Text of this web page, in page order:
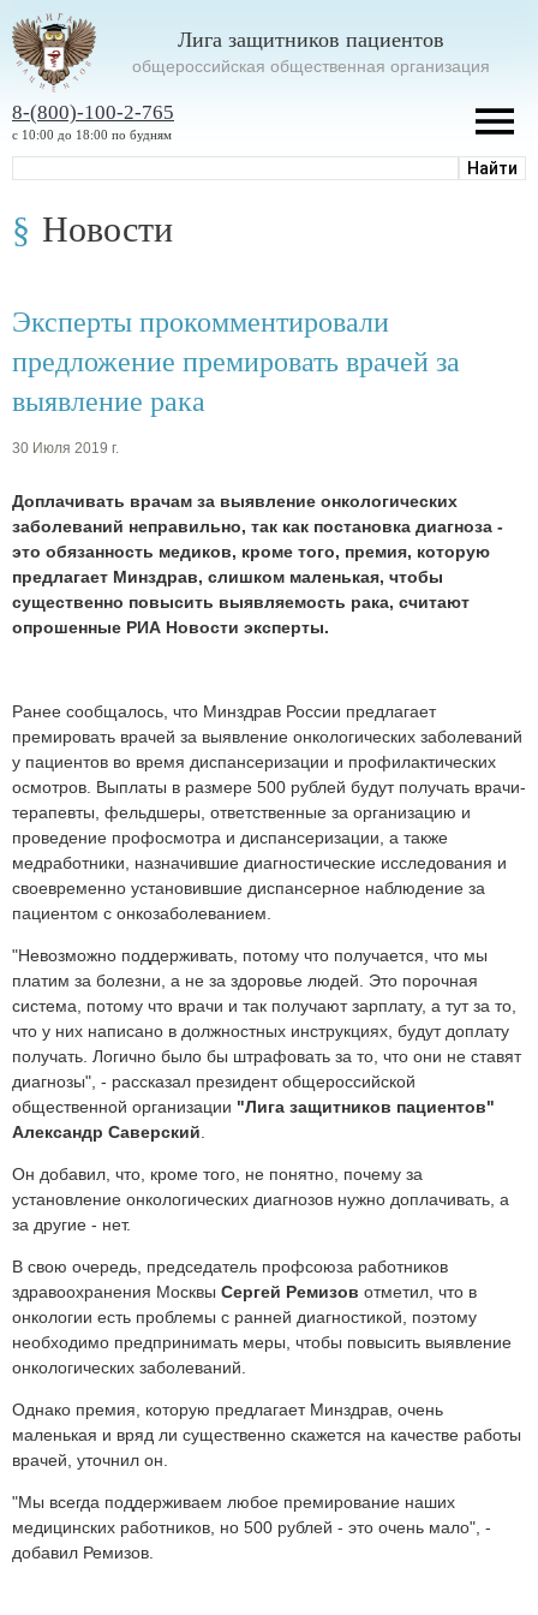
Лига защитников пациентов
oбщероссийская общественная организация
8-(800)-100-2-765
с 10:00 до 18:00 по будням
Новости
Эксперты прокомментировали
предложение премировать врачей за
выявление рака
30 Июля 2019 г.
Доплачивать врачам за выявление онкологических
заболеваний неправильно, так как постановка диагноза -
это обязанность медиков, кроме того, премия, которую
предлагает Минздрав, слишком маленькая, чтобы
существенно повысить выявляемость рака, считают
опрошенные РИА Новости эксперты.
Ранее сообщалось, что Минздрав России предлагает
премировать врачей за выявление онкологических заболеваний
у пациентов во время диспансеризации и профилактических
осмотров. Выплаты в размере 500 рублей будут получать врачи-
терапевты, фельдшеры, ответственные за организацию и
проведение профосмотра и диспансеризации, а также
медработники, назначившие диагностические исследования и
своевременно установившие диспансерное наблюдение за
пациентом с онкозаболеванием.
"Невозможно поддерживать, потому что получается, что мы
платим за болезни, а не за здоровье людей. Это порочная
система, потому что врачи и так получают зарплату, а тут за то,
что у них написано в должностных инструкциях, будут доплату
получать. Логично было бы штрафовать за то, что они не ставят
диагнозы", - рассказал президент общероссийской
общественной организации "Лига защитников пациентов"
Александр Саверский
Он добавил, что, кроме того, не понятно, почему за
установление онкологических диагнозов нужно доплачивать, а
за другие - нет.
В свою очередь, председатель профсоюза работников
здравоохранения Москвы Сергей Ремизов отметил, что в
онкологии есть проблемы с ранней диагностикой, поэтому
необходимо предпринимать меры, чтобы повысить выявление
онкологических заболеваний.
Однако премия, которую предлагает Минздрав, очень
маленькая и вряд ли существенно скажется на качестве работы
врачей, уточнил он.
"Мы всегда поддерживаем любое премирование наших
медицинских работников, но 500 рублей - это очень мало", -
добавил Ремизов.